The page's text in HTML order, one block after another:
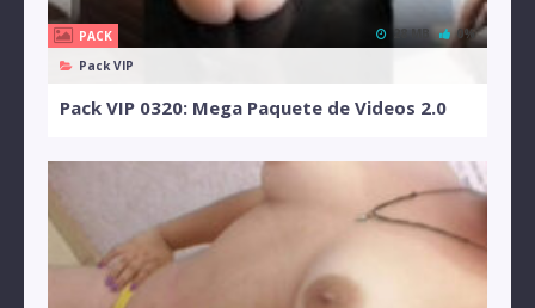
PACK
Pack VIP
28 MB 0%
Pack VIP 0320: Mega Paquete de Videos 2.0